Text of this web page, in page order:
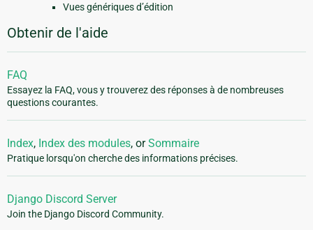
Vues génériques d’édition
Obtenir de l'aide
FAQ
Essayez la FAQ, vous y trouverez des réponses à de nombreuses
questions courantes.
Index, Index des modules, orSommaire
Pratique lorsqu'on cherche des informations précises.
Django Discord Server
Join the Django Discord Community.